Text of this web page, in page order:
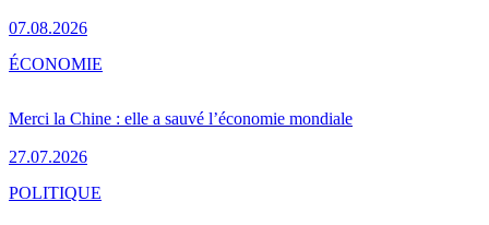
07.08.2026
Merci la Chine : elle a sauvé l’économie mondiale
27.07.2026
ÉCONOMIE
POLITIQUE